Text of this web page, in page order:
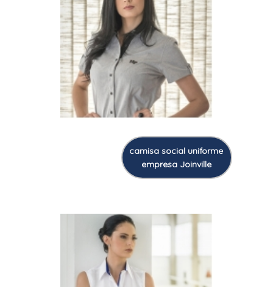
camisa social uniforme
empresa Joinville